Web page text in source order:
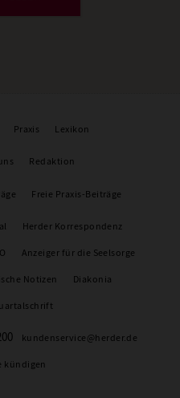
Praxis Lexikon
Redaktion
Freie Praxis-Beiträge
Herder Korrespondenz
Anzeiger für die Seelsorge
Notizen Diakonia
kundenservice@herder.de
kündigen